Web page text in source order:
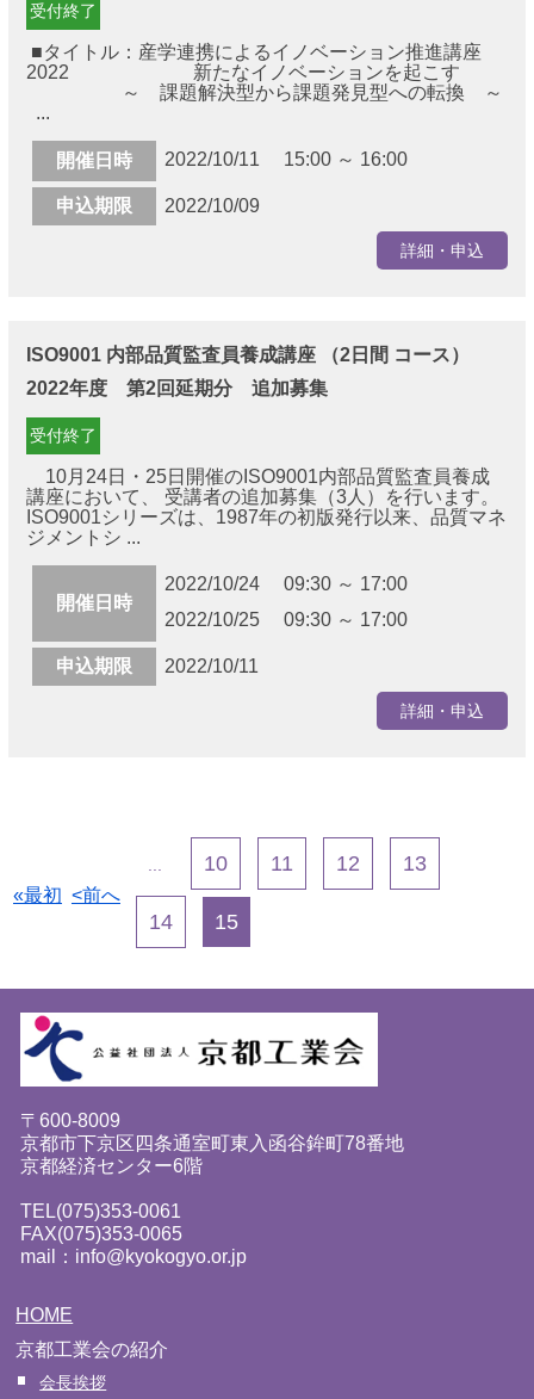
受付終了
■タイトル：産学連携によるイノベーション推進講座
2022 新たなイノベーションを起こす
～ 課題解決型から課題発見型への転換 ～
...
開催日時 2022/10/11 15:00 ～ 16:00
申込期限 2022/10/09
詳細・申込
ISO9001 内部品質監査員養成講座 （2日間 コース）
2022年度 第2回延期分 追加募集
受付終了
10月24日・25日開催のISO9001内部品質監査員養成
講座において、 受講者の追加募集（3人）を行います。
ISO9001シリーズは、1987年の初版発行以来、品質マネ
ジメントシ ...
開催日時
2022/10/24 09:30 ～ 17:00
2022/10/25 09:30 ～ 17:00
申込期限 2022/10/11
詳細・申込
«最初 <前へ
10 11 12 13
14 15
〒600-8009
京都市下京区四条通室町東入函谷鉾町78番地
京都経済センター6階
TEL(075)353-0061
FAX(075)353-0065
mail：info@kyokogyo.or.jp
HOME
京都工業会の紹介
会長挨拶